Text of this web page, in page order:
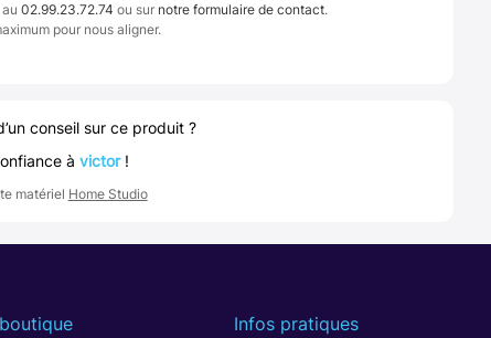
02.99.23.72.74 ou sur notre formulaire de contact.
pour nous aligner.
conseil sur ce produit ?
à victor!
matériel Home Studio
Infos pratiques